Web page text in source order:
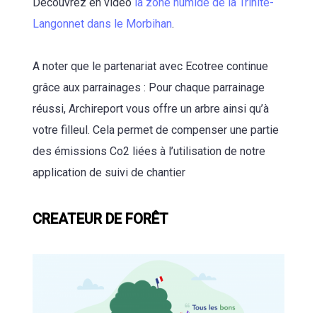
Langonnet dans le Morbihan.
A noter que le partenariat avec Ecotree continue
grâce aux parrainages : Pour chaque parrainage
réussi, Archireport vous offre un arbre ainsi qu’à
votre filleul. Cela permet de compenser une partie
des émissions Co2 liées à l’utilisation de notre
application de suivi de chantier
CREATEUR DE FORÊT